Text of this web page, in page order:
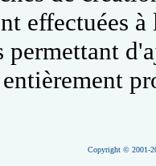
effectuées
permettant
Copyright © 2001-